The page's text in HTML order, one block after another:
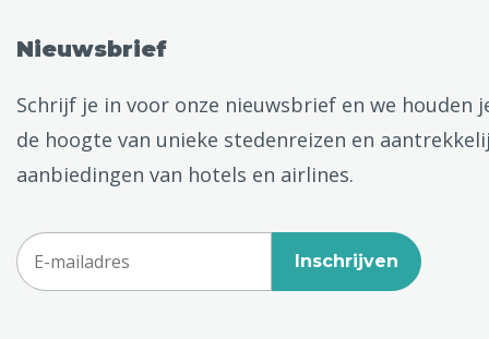
Nieuwsbrief
Schrijf je in voor onze nieuwsbrief en we houden
de hoogte van unieke stedenreizen en
aanbiedingen van hotels en airlines.
Inschrijven